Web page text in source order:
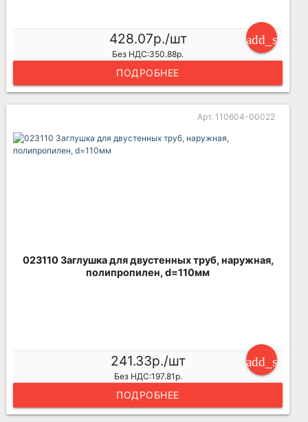
428.07р./шт
Без НДС:350.88р.
ПОДРОБНЕЕ
Арт. 110604-00022
023110 Заглушка для двустенных труб, наружная,
полипропилен, d=110мм
241.33р./шт
Без НДС:197.81р.
ПОДРОБНЕЕ